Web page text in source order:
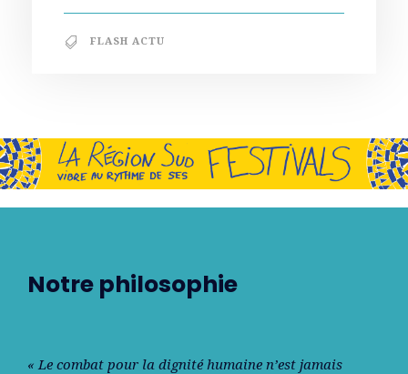
FLASH ACTU
Notre philosophie
« Le combat pour la dignité humaine n’est jamais